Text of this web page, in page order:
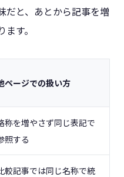
だと、あとから記事を増
す。
ページでの扱い方
称を増やさず同じ表記で
照する
較記事では同じ名称で統